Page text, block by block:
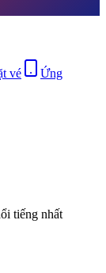
vé
Ứng
tiếng nhất